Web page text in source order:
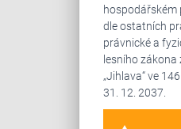
hospodářském
dle ostatních
právnické a
lesního
„Jihlava“ ve
31. 12. 2037.